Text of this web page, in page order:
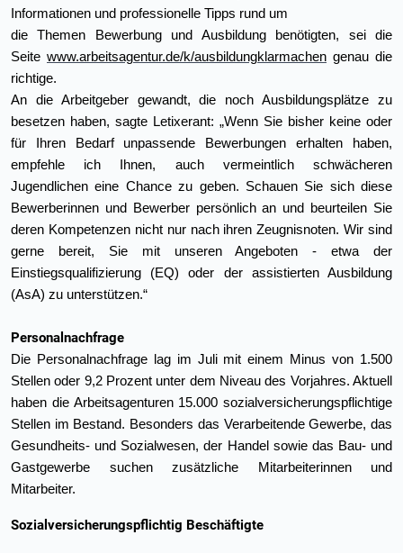
Informationen und professionelle Tipps rund um
die Themen Bewerbung und Ausbildung benötigten, sei die
Seite www.arbeitsagentur.de/k/ausbildungklarmachen genau die
richtige.
An die Arbeitgeber gewandt, die noch Ausbildungsplätze zu
besetzen haben, sagte Letixerant: „Wenn Sie bisher keine oder
für Ihren Bedarf
unpassende Bewerbungen erhalten haben,
empfehle ich Ihnen, auch vermeintlich schwächeren
Jugendlichen eine Chance zu geben. Schauen Sie sich diese
Bewerberinnen und Bewerber persönlich an und beurteilen Sie
deren Kompetenzen nicht nur nach ihren Zeugnisnoten. Wir sind
gerne bereit, Sie mit unseren Angeboten - etwa der
Einstiegsqualifizierung (EQ) oder der assistierten Ausbildung
(AsA) zu unterstützen.“
Personalnachfrage
Die Personalnachfrage lag im Juli mit einem Minus von 1.500
Stellen oder 9,2 Prozent unter dem Niveau des Vorjahres. Aktuell
haben die Arbeitsagenturen 15.000 sozialversicherungspflichtige
Stellen im Bestand. Besonders das Verarbeitende Gewerbe, das
Gesundheits- und Sozialwesen, der Handel sowie das Bau- und
Gastge­werbe suchen zusätzliche Mitarbeiterinnen und
Mitarbeiter.
Sozialversicherungspflichtig Beschäftigte